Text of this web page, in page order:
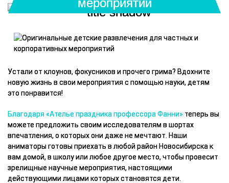
мероприятий
Устали от клоунов, фокусников и прочего грима? Вдохните
новую жизнь в свои мероприятия с помощью науки, детям
это понравится!
Благодаря «Ателье праздника профессора Фанни» теперь вы
можете предложить своим исследователям в шортах
впечатления, о которых они даже не мечтают. Наши
аниматоры готовы приехать в любой район Новосибирска к
вам домой, в школу или любое другое место, чтобы провесит
зрелищные научные мероприятия, настоящими
действующими лицами которых становятся дети.